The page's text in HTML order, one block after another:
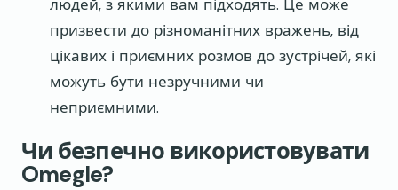
людей, з якими вам підходять. Це може
призвести до різноманітних вражень, від
цікавих і приємних розмов до зустрічей, які
можуть бути незручними чи
неприємними.
Чи безпечно використовувати
Omegle?